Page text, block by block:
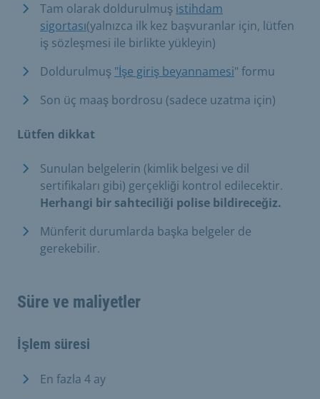
Tam olarak doldurulmuş istihdam
sigortası(yalnızca ilk kez başvuranlar için, lütfen
iş sözleşmesi ile birlikte yükleyin)
Doldurulmuş "İşe giriş beyannamesi" formu
Son üç maaş bordrosu (sadece uzatma için)
Lütfen dikkat
Sunulan belgelerin (kimlik belgesi ve dil
sertifikaları gibi) gerçekliği kontrol edilecektir.
Herhangi bir sahteciliği polise bildireceğiz.
Münferit durumlarda başka belgeler de
gerekebilir.
Süre ve maliyetler
İşlem süresi
En fazla 4 ay